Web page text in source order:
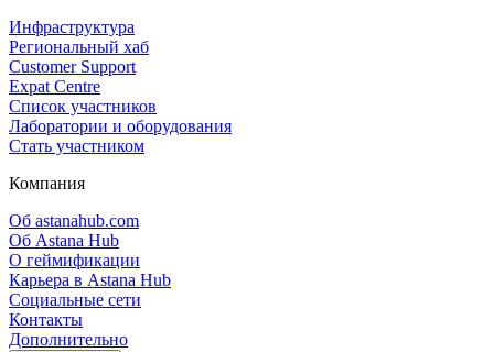
Инфраструктура
Региональный хаб
Customer Support
Expat Centre
Список участников
Лаборатории и оборудования
Стать участником
Компания
Об astanahub.com
Об Astana Hub
О геймификации
Карьера в Astana Hub
Социальные сети
Контакты
Дополнительно